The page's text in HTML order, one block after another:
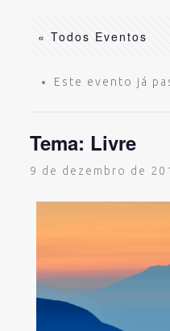
« Todos Eventos
Este evento já
Tema: Livre
9 de dezembro de